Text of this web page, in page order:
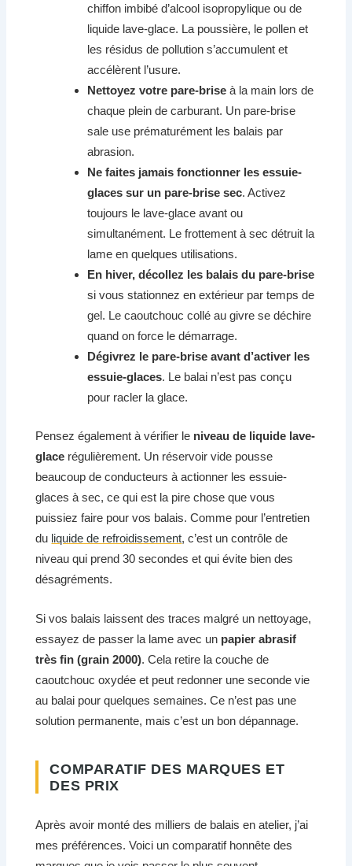
chiffon imbibé d’alcool isopropylique ou de
liquide lave-glace. La poussière, le pollen et
les résidus de pollution s’accumulent et
accélèrent l’usure.
Nettoyez votre pare-brise à la main lors de
chaque plein de carburant. Un pare-brise
sale use prématurément les balais par
abrasion.
Ne faites jamais fonctionner les essuie-
glaces sur un pare-brise sec. Activez
toujours le lave-glace avant ou
simultanément. Le frottement à sec détruit la
lame en quelques utilisations.
En hiver, décollez les balais du pare-brise
si vous stationnez en extérieur par temps de
gel. Le caoutchouc collé au givre se déchire
quand on force le démarrage.
Dégivrez le pare-brise avant d’activer les
essuie-glaces. Le balai n’est pas conçu
pour racler la glace.
Pensez également à vérifier le niveau de liquide lave-
glace régulièrement. Un réservoir vide pousse
beaucoup de conducteurs à actionner les essuie-
glaces à sec, ce qui est la pire chose que vous
puissiez faire pour vos balais. Comme pour l’entretien
du liquide de refroidissement, c’est un contrôle de
niveau qui prend 30 secondes et qui évite bien des
désagréments.
Si vos balais laissent des traces malgré un nettoyage,
essayez de passer la lame avec un papier abrasif
très fin (grain 2000). Cela retire la couche de
caoutchouc oxydée et peut redonner une seconde vie
au balai pour quelques semaines. Ce n’est pas une
solution permanente, mais c’est un bon dépannage.
COMPARATIF DES MARQUES ET
DES PRIX
Après avoir monté des milliers de balais en atelier, j’ai
mes préférences. Voici un comparatif honnête des